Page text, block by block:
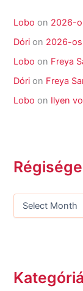
Lobo on 2026-
Dóri on 2026-
Lobo on Freya
Dóri on Freya
Lobo on Ilyen